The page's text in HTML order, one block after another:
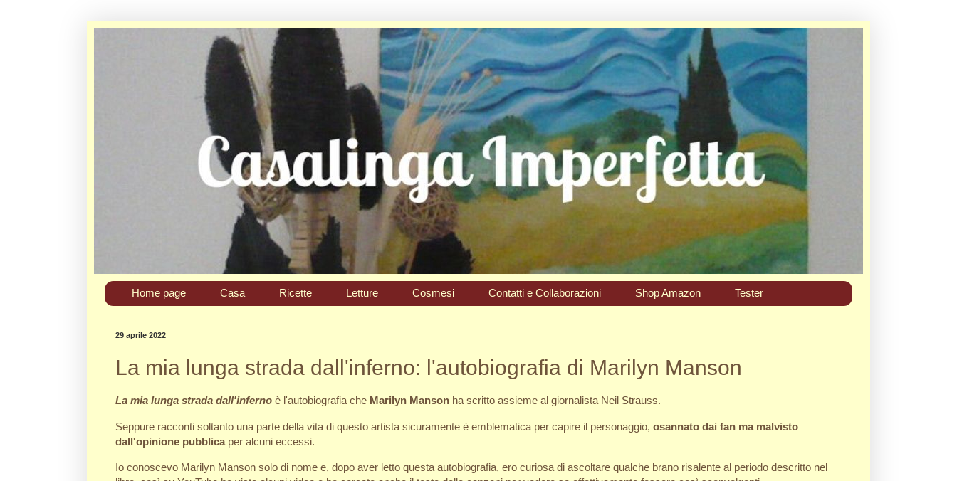
Home page Casa Ricette Letture Cosmesi Contatti e Collaborazioni Shop Amazon Tester
29 aprile 2022
La mia lunga strada dall'inferno: l'autobiografia di Marilyn Manson
La mia lunga strada dall'inferno è l'autobiografia che Marilyn Manson ha scritto assieme al giornalista Neil Strauss.
Seppure racconti soltanto una parte della vita di questo artista sicuramente è emblematica per capire il personaggio, osannato dai fan ma malvisto
dall'opinione pubblicaper alcuni eccessi.
Io conoscevo Marilyn Manson solo di nome e, dopo aver letto questa autobiografia, ero curiosa di ascoltare qualche brano risalente al periodo descritto nel